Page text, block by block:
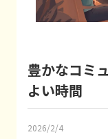
豊かなコミ
よい時間
2026/2/4